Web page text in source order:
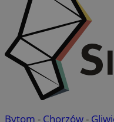
Bytom - Chorzów-